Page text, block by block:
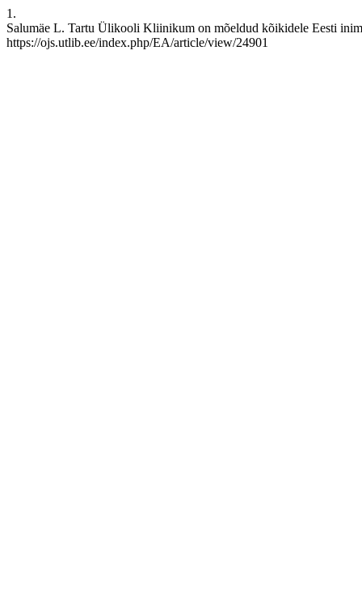
1.
Salumäe L. Tartu Ülikooli Kliinikum on mõeldud kõikidele Eesti
https://ojs.utlib.ee/index.php/EA/article/view/24901